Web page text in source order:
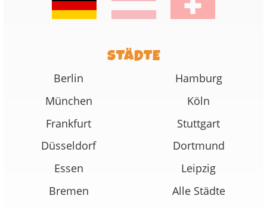
STÄDTE
Berlin
Hamburg
München
Köln
Frankfurt
Stuttgart
Düsseldorf
Dortmund
Essen
Leipzig
Bremen
Alle Städte